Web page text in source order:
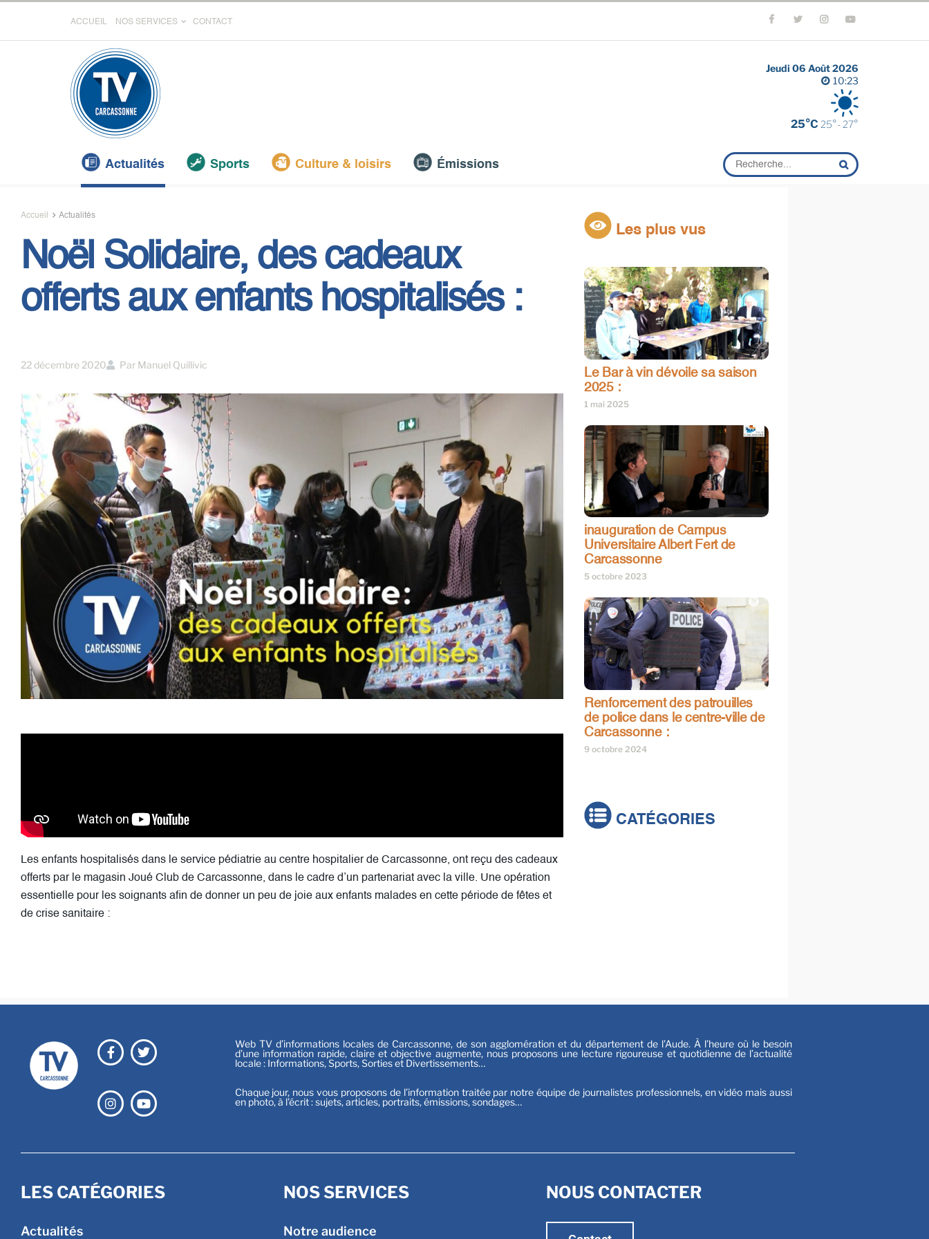
ACCUEIL NOS SERVICES CONTACT
Jeudi 06 Août 2026
10:23
25°C 25°- 27°
Actualités Sports Culture & loisirs Émissions
Accueil Actualités
Noël Solidaire, des cadeaux
offerts aux enfants hospitalisés :
22 décembre 2020 Par Manuel Quillivic
Les enfants hospitalisés dans le service pédiatrie au centre hospitalier de Carcassonne, ont reçu des cadeaux
offerts par le magasin Joué Club de Carcassonne, dans le cadre d’un partenariat avec la ville. Une opération
essentielle pour les soignants afin de donner un peu de joie aux enfants malades en cette période de fêtes et
de crise sanitaire :
Les plus vus
Le Bar à vin dévoile sa saison
2025 :
1 mai 2025
inauguration de Campus
Universitaire Albert Fert de
Carcassonne
5 octobre 2023
Renforcement des patrouilles
de police dans le centre-ville de
Carcassonne :
9 octobre 2024
CATÉGORIES
Web TV d’informations locales de Carcassonne, de son agglomération et du département de l’Aude. À l’heure où le besoin
d’une information rapide, claire et objective augmente, nous proposons une lecture rigoureuse et quotidienne de l’actualité
locale : Informations, Sports, Sorties et Divertissements…
Chaque jour, nous vous proposons de l’information traitée par notre équipe de journalistes professionnels, en vidéo mais aussi
en photo, à l’écrit : sujets, articles, portraits, émissions, sondages…
LES CATÉGORIES
Actualités
NOS SERVICES
Notre audience
NOUS CONTACTER